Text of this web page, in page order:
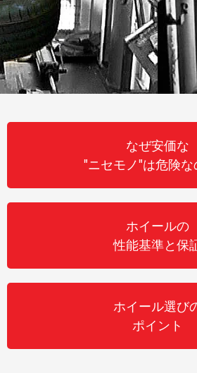
なぜ安価な
"ニセモノ"は危険な
ホイールの
性能基準と保
ホイール選び
ポイント